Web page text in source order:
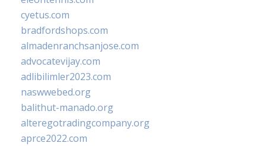
cyetus.com
bradfordshops.com
almadenranchsanjose.com
advocatevijay.com
adlibilimler2023.com
naswwebed.org
balithut-manado.org
alteregotradingcompany.org
aprce2022.com